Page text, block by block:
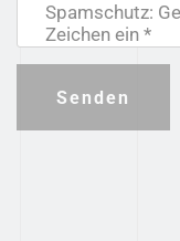
Spamschutz:
Zeichen ein *
Senden